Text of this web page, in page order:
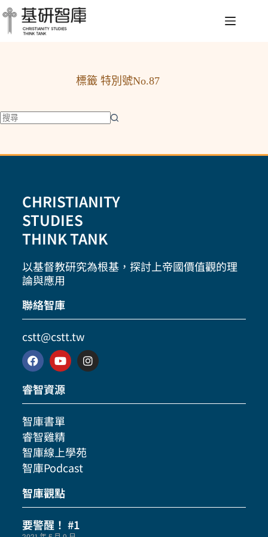
標籤 特別號No.87
CHRISTIANITY
STUDIES
THINK TANK
以基督教研究為根基，探討上帝國價值觀的理
論與應用
聯絡智庫
cstt@cstt.tw
睿智資源
智庫書單
睿智雞精
智庫線上學苑
智庫Podcast
智庫觀點
要警醒！ #1